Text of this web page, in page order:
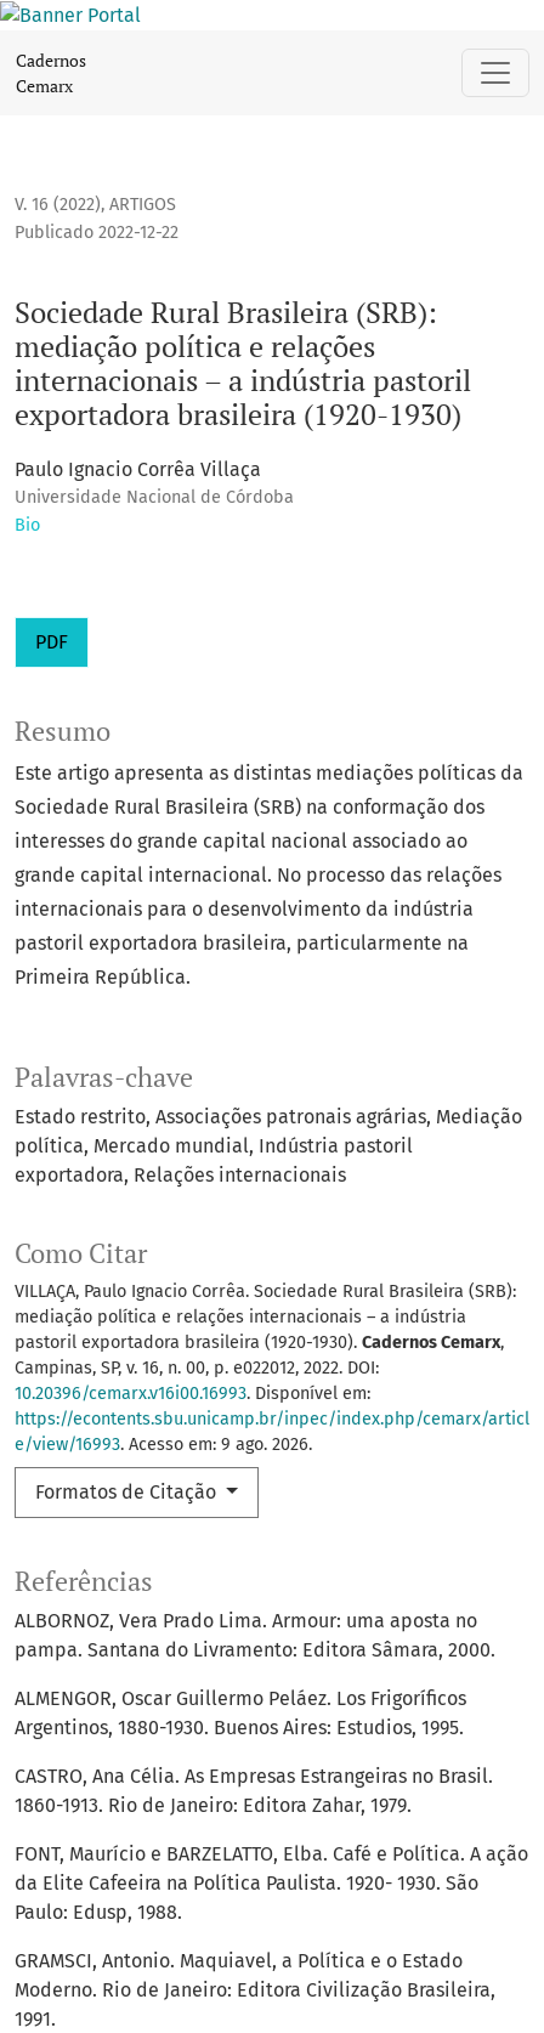
Cadernos
Cemarx
V. 16 (2022), ARTIGOS
Sociedade Rural Brasileira (SRB):
mediação política e relações
internacionais – a indústria pastoril
exportadora brasileira (1920-1930)
Publicado 2022-12-22
Paulo Ignacio Corrêa Villaça
Universidade Nacional de Córdoba
Bio
PDF
Palavras-chave
Estado restrito Associações patronais agrárias Mediação
política Mercado mundial Indústria pastoril
exportadora Relações internacionais
Como Citar
VILLAÇA, Paulo Ignacio Corrêa. Sociedade Rural Brasileira (SRB):
mediação política e relações internacionais – a indústria
pastoril exportadora brasileira (1920-1930). Cadernos Cemarx,
Campinas, SP, v. 16, n. 00, p. e022012, 2022. DOI:
10.20396/cemarx.v16i00.16993. Disponível em:
https://econtents.sbu.unicamp.br/inpec/index.php/cemarx/articl
e/view/16993. Acesso em: 9 ago. 2026.
Formatos de Citação
Resumo
Este artigo apresenta as distintas mediações políticas da
Sociedade Rural Brasileira (SRB) na conformação dos
interesses do grande capital nacional associado ao
grande capital internacional. No processo das relações
internacionais para o desenvolvimento da indústria
pastoril exportadora brasileira, particularmente na
Primeira República.
Referências
ALBORNOZ, Vera Prado Lima. Armour: uma aposta no
pampa. Santana do Livramento: Editora Sâmara, 2000.
ALMENGOR, Oscar Guillermo Peláez. Los Frigoríficos
Argentinos, 1880-1930. Buenos Aires: Estudios, 1995.
CASTRO, Ana Célia. As Empresas Estrangeiras no Brasil.
1860-1913. Rio de Janeiro: Editora Zahar, 1979.
FONT, Maurício e BARZELATTO, Elba. Café e Política. A ação
da Elite Cafeeira na Política Paulista. 1920- 1930. São
Paulo: Edusp, 1988.
GRAMSCI, Antonio. Maquiavel, a Política e o Estado
Moderno. Rio de Janeiro: Editora Civilização Brasileira,
1991.